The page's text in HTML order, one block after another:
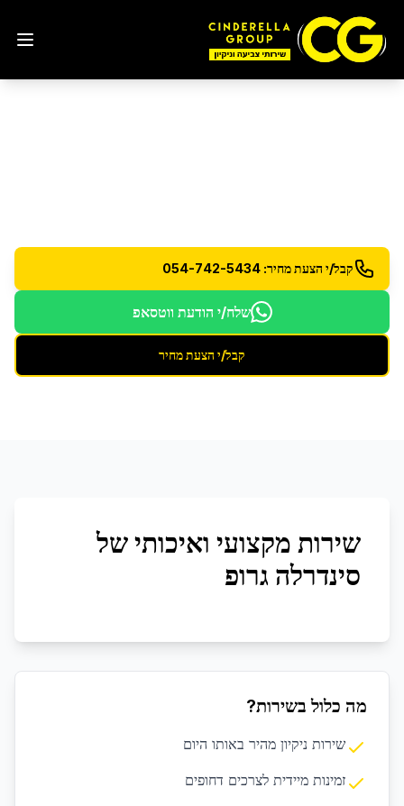
קבל/י הצעת מחיר: 054-742-5434
שלח/י הודעת ווטסאפ
קבל/י הצעת מחיר
שירות מקצועי ואיכותי של
סינדרלה גרופ
מה כלול בשירות?
שירות ניקיון מהיר באותו היום
זמינות מיידית לצרכים דחופים